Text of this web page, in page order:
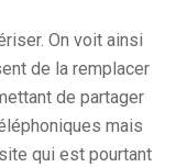
On voit ainsi
de la remplacer
de partager
mais
qui est pourtant